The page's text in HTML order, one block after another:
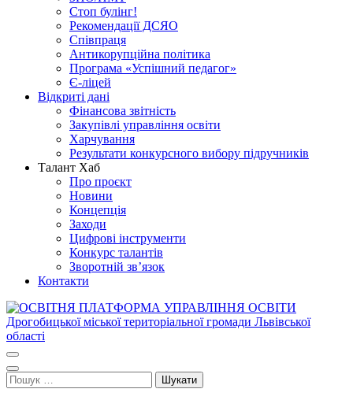
Стоп булінг!
Рекомендації ДСЯО
Співпраця
Антикорупційна політика
Програма «Успішний педагог»
Є-ліцей
Відкриті дані
Фінансова звітність
Закупівлі управління освіти
Харчування
Результати конкурсного вибору підручників
Талант Хаб
Про проєкт
Новини
Концепція
Заходи
Цифрові інструменти
Конкурс талантів
Зворотній зв’язок
Контакти
Дрогобицької міської територіальної громади Львівської області
Пошук: